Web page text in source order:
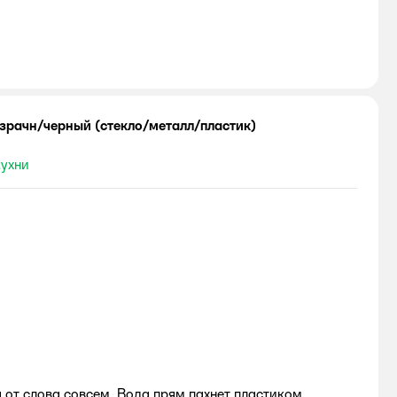
черный (стекло/металл/пластик)